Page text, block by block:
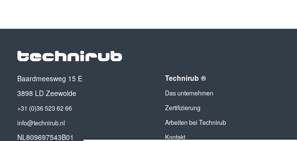
Baardmeesweg 15 E
3898 LD Zeewolde
+31 (0)36 523 62 66
info@technirub.nl
NL809697543B01
Technirub ®
Das unternehmen
Zertifizierung
Arbeiten bei Technirub
Kontakt